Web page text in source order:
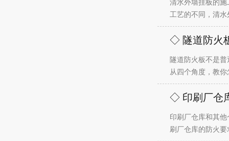
清水外墙挂板的
工艺的不同，清
◇ 隧道防火
隧道防火板不是
从四个角度，教
◇ 印刷厂仓
印刷厂仓库和其
刷厂仓库的防火